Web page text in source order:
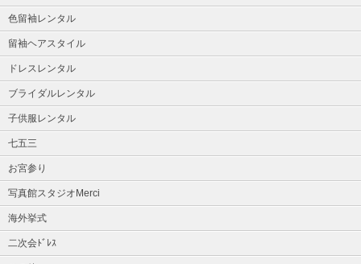
色留袖レンタル
留袖ヘアスタイル
ドレスレンタル
ブライダルレンタル
子供服レンタル
七五三
お宮参り
写真館スタジオMerci
海外挙式
二次会ﾄﾞﾚｽ